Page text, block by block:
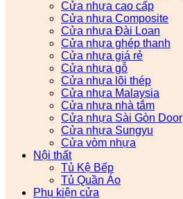
Cửa nhựa cao cấp
Cửa nhựa Composite
Cửa nhựa Đài Loan
Cửa nhựa ghép thanh
Cửa nhựa giá rẻ
Cửa nhựa gỗ
Cửa nhựa lõi thép
Cửa nhựa Malaysia
Cửa nhựa nhà tắm
Cửa nhựa Sài Gòn Door
Cửa nhựa Sungyu
Cửa vòm nhựa
Nội thất
Tủ Kệ Bếp
Tủ Quần Áo
Phụ kiện cửa